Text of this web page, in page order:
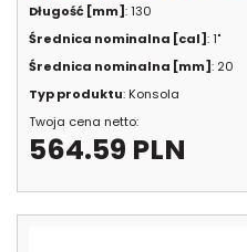
Długość [mm]: 130
Średnica nominalna [cal]: 1"
Średnica nominalna [mm]: 20
Typ produktu: Konsola
Twoja cena netto:
564.59 PLN